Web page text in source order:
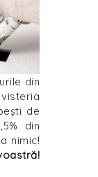
din
de
din
nimic!